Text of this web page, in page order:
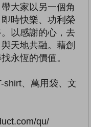
大家以另一個角
時快樂、功利榮
以感謝的心，去
天地共融。藉創
永恆的價值。
shirt、萬用袋、文
qu/